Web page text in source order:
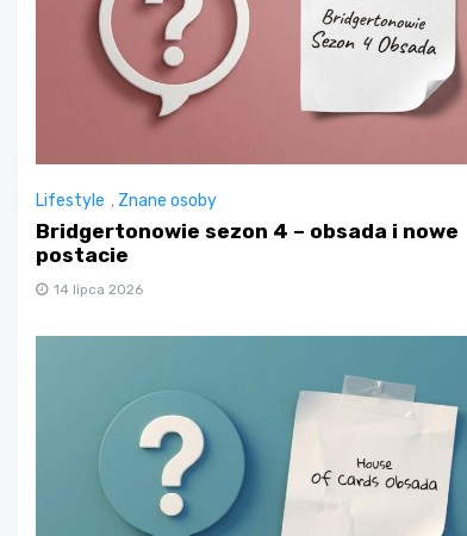
Lifestyle , Znane osoby
Bridgertonowie sezon 4 – obsada i nowe
postacie
14 lipca 2026